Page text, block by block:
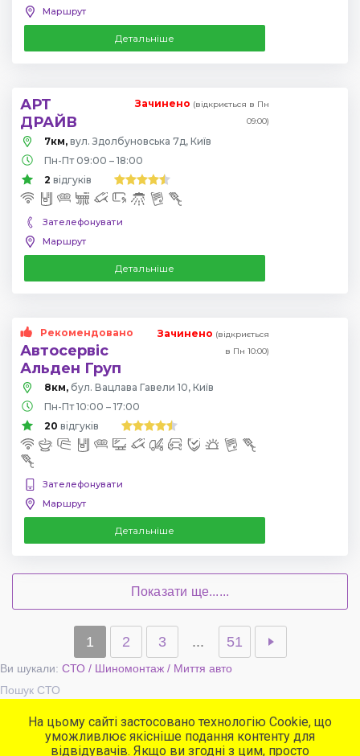
Маршрут
Детальніше
АРТ
ДРАЙВ
Зачинено (відкриється в Пн
09:00)
7км, вул. Здолбуновська 7д, Київ
Пн-Пт 09:00 – 18:00
2 відгуків
Зателефонувати
Маршрут
Детальніше
Рекомендовано
Автосервіс
Альден Груп
Зачинено (відкриється
в Пн 10:00)
8км, бул. Вацлава Гавели 10, Київ
Пн-Пт 10:00 – 17:00
20 відгуків
Зателефонувати
Маршрут
Детальніше
Показати ще......
1 2 3 ... 51
Ви шукали: СТО / Шиномонтаж / Миття авто
Пошук СТО
Популярні сервіси
СТО
На цьому сайті застосовано технологію Cookie, що
уможливлює якісніше подання контенту для
відвідувачів. Якщо ви згодні з цим, просто